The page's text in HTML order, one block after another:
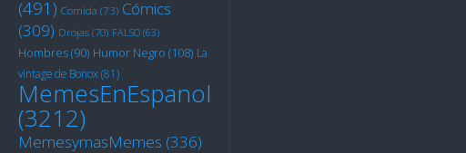
(491) Comida (73) Cómics
(309) Drojas (70) FALSO (63)
Hombres(90) Humor Negro (108) La
vintage de Bonox(81)
MemesEnEspanol
(3212)
MemesymasMemes (336)